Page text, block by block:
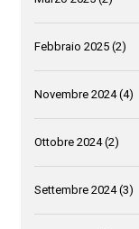
Febbraio 2025 (2)
Novembre 2024(4)
Ottobre 2024(2)
Settembre 2024(3)